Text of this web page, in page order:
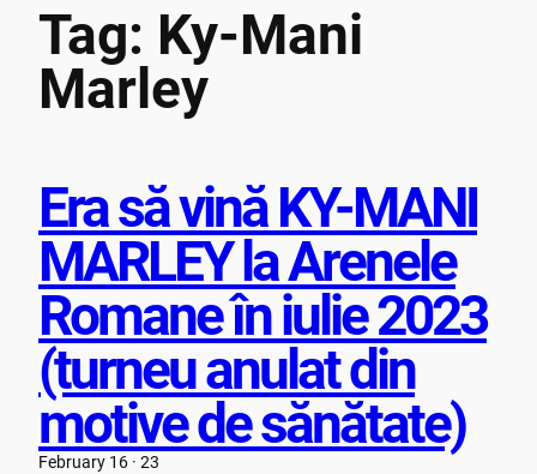
Tag: Ky-Mani
Marley
Era să vină KY-MANI
MARLEY la Arenele
Romane în iulie 2023
(turneu anulat din
motive de sănătate)
February 16 · 23